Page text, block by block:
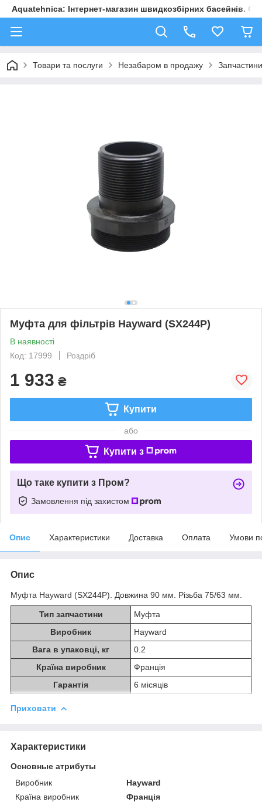
Aquatehnica: Інтернет-магазин швидкозбірних басейнів.
Товари та послуги Незабаром в продажу
Муфта для фільтрів Hayward (SX244P)
В наявності
Код: 17999
Роздріб
1 933 ₴
Купити
або
Купити з
Що таке купити з Пром?
Замовлення під захистом
Опис Характеристики Доставка Оплата Умови
Опис
Муфта Hayward (SX244P). Довжина 90 мм. Різьба 75/63 мм.
Тип запчастини
Муфта
Виробник
Hayward
Вага в упаковці, кг
0.2
Країна виробник
Франція
Гарантія
6 місяців
Приховати
Характеристики
Основные атрибуты
Виробник
Hayward
Країна виробник
Франція